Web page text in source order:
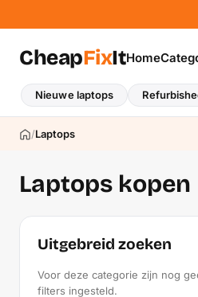
CheapFixItHome
Nieuwe laptops
/Laptops
Laptops kopen
Uitgebreid zoeken
Voor deze categorie zijn nog
filters ingesteld.